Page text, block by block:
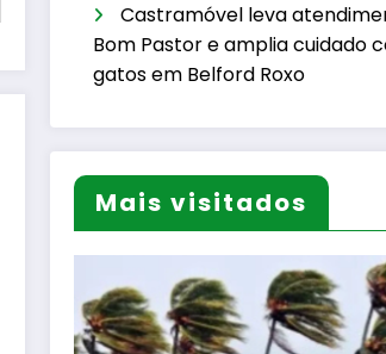
Castramóvel leva
Bom Pastor e amplia cuidado
gatos em Belford Roxo
Mais visitados